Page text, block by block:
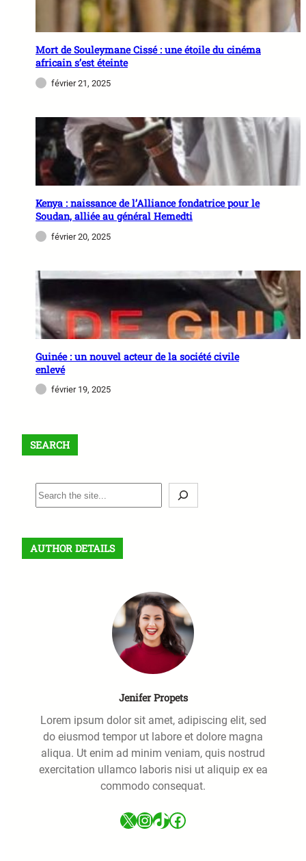
Mort de Souleymane Cissé : une étoile du cinéma
africain s’est éteinte
février 21, 2025
Kenya : naissance de l’Alliance fondatrice pour le
Soudan, alliée au général Hemedti
février 20, 2025
Guinée : un nouvel acteur de la société civile
enlevé
février 19, 2025
SEARCH
S
e
r
c
AUTHOR DETAILS
Jenifer Propets
Lorem ipsum dolor sit amet, adipiscing elit, sed
do eiusmod tempor ut labore et dolore magna
aliqua. Ut enim ad minim veniam, quis nostrud
exercitation ullamco laboris nisi ut aliquip ex ea
commodo consequat.
X InstagramTikTok Facebook